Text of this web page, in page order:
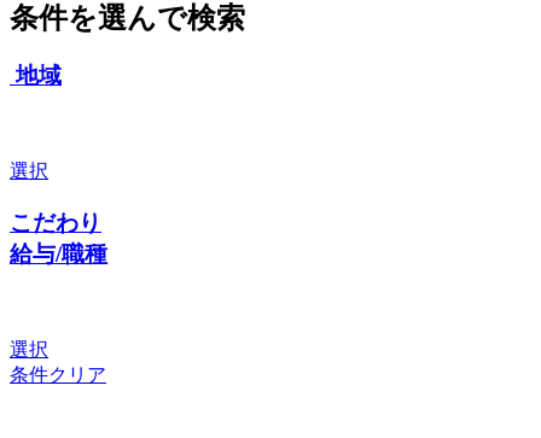
条件を選んで検索
地域
選択
こだわり
給与/職種
選択
条件クリア